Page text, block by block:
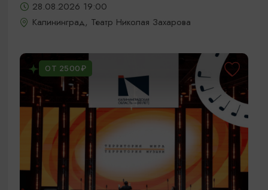
28.08.2026 19:00
Калининград, Театр Николая Захарова
ОТ 2500₽